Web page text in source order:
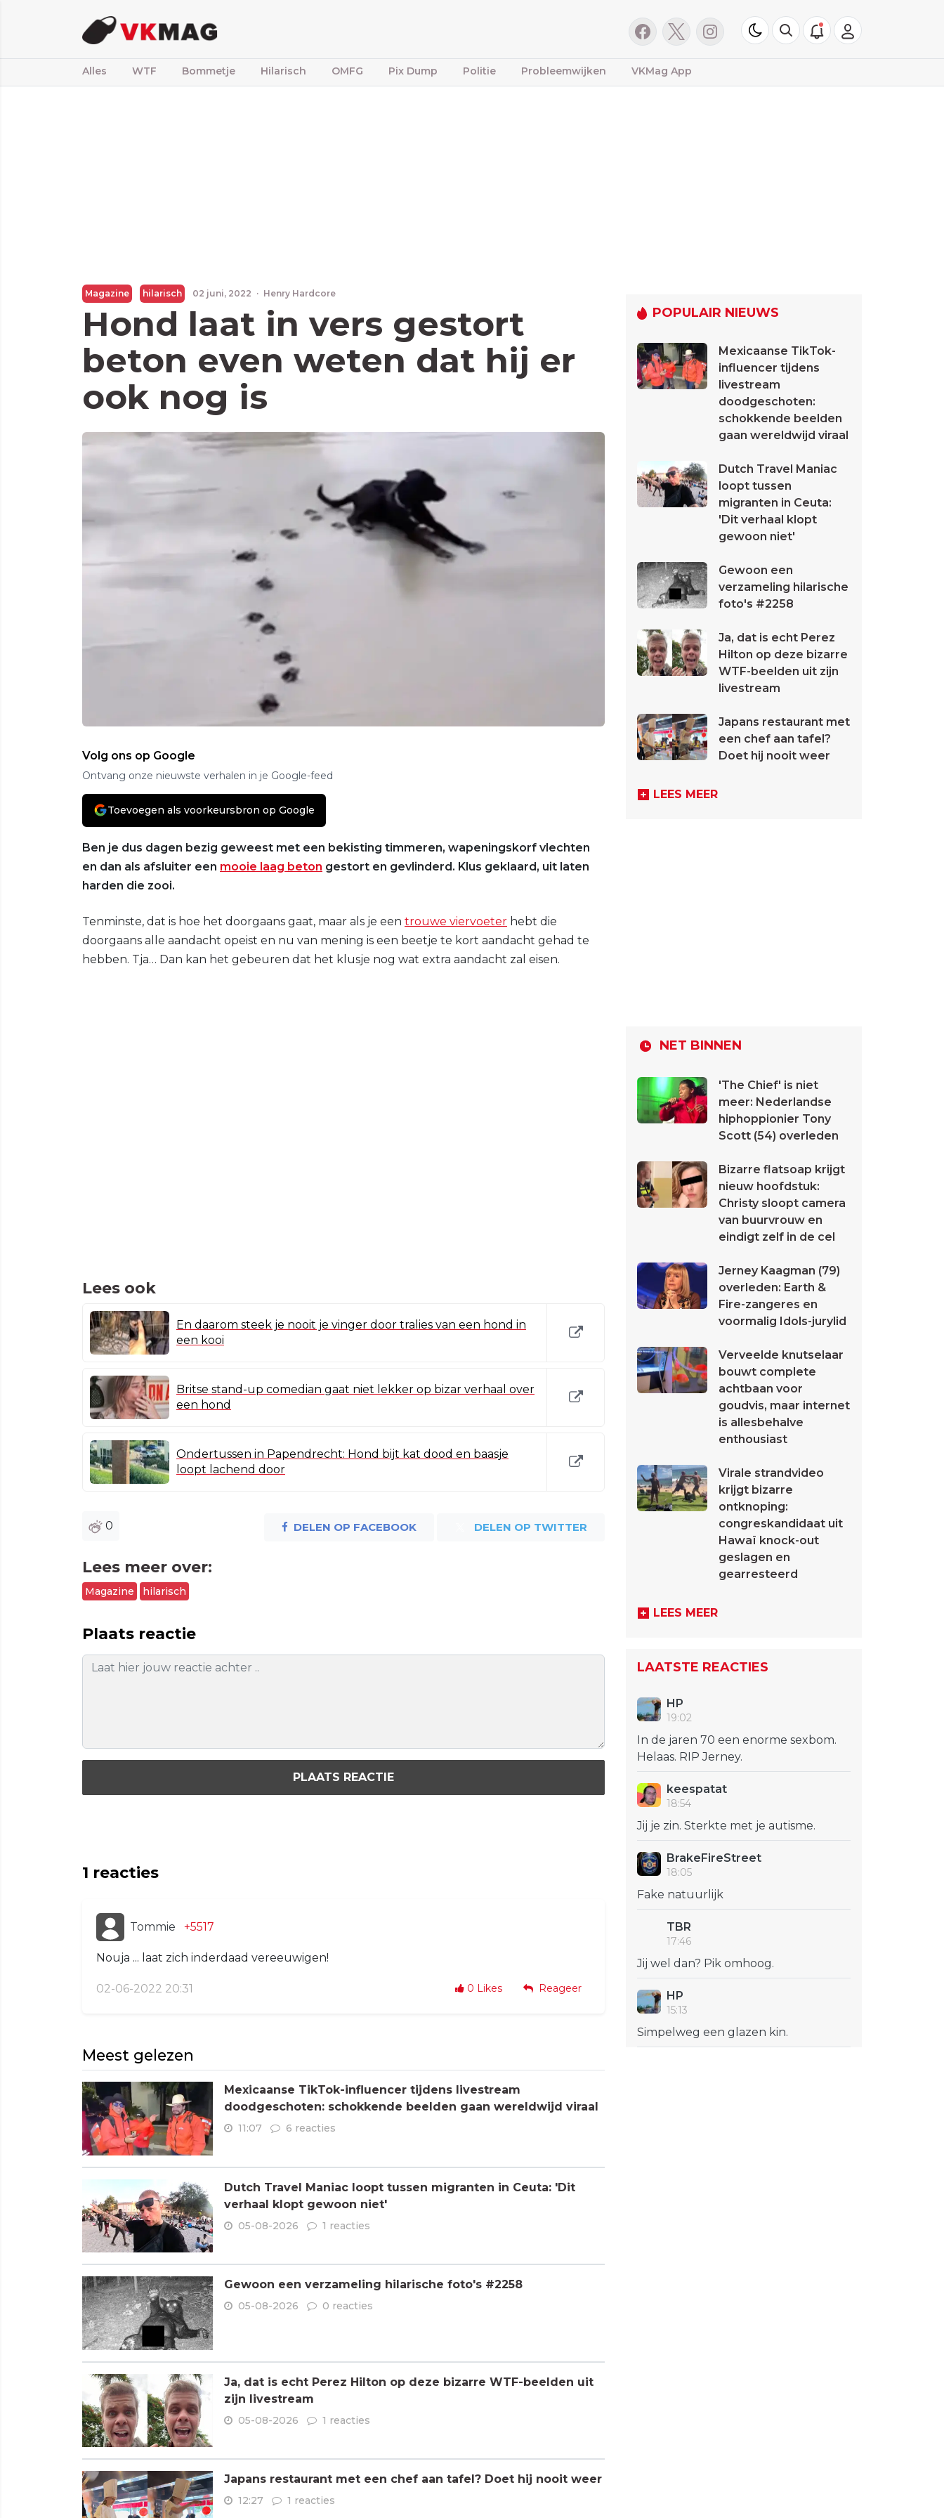
Alles WTF Bommetje Hilarisch OMFG Pix Dump Politie Probleemwijken VKMag App
Magazine hilarisch 02 juni, 2022 · Henry Hardcore
Hond laat in vers gestort
beton even weten dat hij er
ook nog is
Volg ons op Google
Ontvang onze nieuwste verhalen in je Google-feed
Toevoegen als voorkeursbron op Google
Ben je dus dagen bezig geweest met een bekisting timmeren, wapeningskorf vlechten
en dan als afsluiter een mooie laag beton gestort en gevlinderd. Klus geklaard, uit laten
harden die zooi.
Tenminste, dat is hoe het doorgaans gaat, maar als je een trouwe viervoeter hebt die
doorgaans alle aandacht opeist en nu van mening is een beetje te kort aandacht gehad te
hebben. Tja… Dan kan het gebeuren dat het klusje nog wat extra aandacht zal eisen.
Lees ook
En daarom steek je nooit je vinger door tralies van een hond in
een kooi
Britse stand-up comedian gaat niet lekker op bizar verhaal over
een hond
Ondertussen in Papendrecht: Hond bijt kat dood en baasje
loopt lachend door
0 DELEN OP FACEBOOK DELEN OP TWITTER
Lees meer over:
Magazine hilarisch
Plaats reactie
PLAATS REACTIE
1 reacties
Tommie +5517
Nouja ... laat zich inderdaad vereeuwigen!
02-06-2022 20:31 0 Likes Reageer
Meest gelezen
Mexicaanse TikTok-influencer tijdens livestream
doodgeschoten: schokkende beelden gaan wereldwijd viraal
11:07 6 reacties
Dutch Travel Maniac loopt tussen migranten in Ceuta: 'Dit
verhaal klopt gewoon niet'
05-08-2026 1 reacties
Gewoon een verzameling hilarische foto's #2258
05-08-2026 0 reacties
Ja, dat is echt Perez Hilton op deze bizarre WTF-beelden uit
zijn livestream
05-08-2026 1 reacties
Japans restaurant met een chef aan tafel? Doet hij nooit weer
12:27 1 reacties
POPULAIR NIEUWS
Mexicaanse TikTok-
influencer tijdens
livestream
doodgeschoten:
schokkende beelden
gaan wereldwijd viraal
Dutch Travel Maniac
loopt tussen
migranten in Ceuta:
'Dit verhaal klopt
gewoon niet'
Gewoon een
verzameling hilarische
foto's #2258
Ja, dat is echt Perez
Hilton op deze bizarre
WTF-beelden uit zijn
livestream
Japans restaurant met
een chef aan tafel?
Doet hij nooit weer
LEES MEER
NET BINNEN
'The Chief' is niet
meer: Nederlandse
hiphoppionier Tony
Scott (54) overleden
Bizarre flatsoap krijgt
nieuw hoofdstuk:
Christy sloopt camera
van buurvrouw en
eindigt zelf in de cel
Jerney Kaagman (79)
overleden: Earth &
Fire-zangeres en
voormalig Idols-jurylid
Verveelde knutselaar
bouwt complete
achtbaan voor
goudvis, maar internet
is allesbehalve
enthousiast
Virale strandvideo
krijgt bizarre
ontknoping:
congreskandidaat uit
Hawaï knock-out
geslagen en
gearresteerd
LEES MEER
LAATSTE REACTIES
HP
19:02
In de jaren 70 een enorme sexbom.
Helaas. RIP Jerney.
keespatat
18:54
Jij je zin. Sterkte met je autisme.
BrakeFireStreet
18:05
Fake natuurlijk
TBR
17:46
Jij wel dan? Pik omhoog.
HP
15:13
Simpelweg een glazen kin.